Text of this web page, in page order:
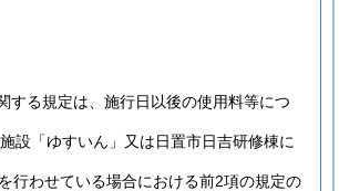
する規定は、施行日以後の使用料等につ
設「ゆすいん」又は日置市日吉研修棟に
行わせている場合における前2項の規定の